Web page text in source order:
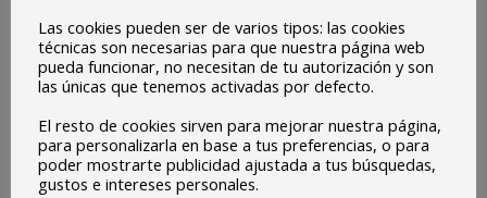
Inicio
Las cookies pueden ser de varios tipos: las cookies
técnicas son necesarias para que nuestra página web
pueda funcionar, no necesitan de tu autorización y son
las únicas que tenemos activadas por defecto.
El resto de cookies sirven para mejorar nuestra página,
para personalizarla en base a tus preferencias, o para
poder mostrarte publicidad ajustada a tus búsquedas,
gustos e intereses personales.